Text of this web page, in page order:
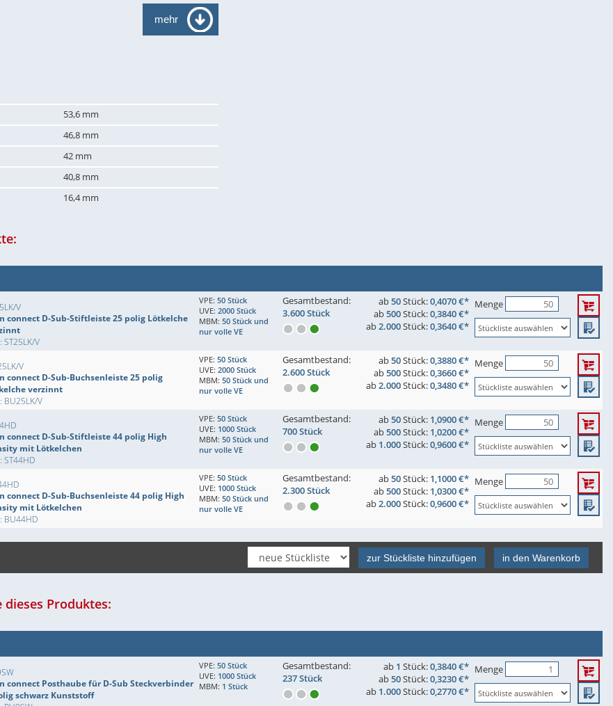
mehr
53,6 mm
46,8 mm
42 mm
40,8 mm
16,4 mm
V
connect D-Sub-Stiftleiste 25 polig Lötkelche
ST25LK/V
VPE: 50 Stück
UVE: 2000 Stück
MBM: 50 Stück und
nur volle VE
Gesamtbestand:
3.600 Stück
ab50Stück:0,4070 €*
ab500Stück:0,3840 €*
ab2.000Stück:0,3640 €*
Menge
V
connect D-Sub-Buchsenleiste 25 polig
verzinnt
BU25LK/V
VPE: 50 Stück
UVE: 2000 Stück
MBM: 50 Stück und
nur volle VE
Gesamtbestand:
2.600 Stück
ab50Stück:0,3880 €*
ab500Stück:0,3660 €*
ab2.000Stück:0,3480 €*
Menge
connect D-Sub-Stiftleiste 44 polig High
mit Lötkelchen
ST44HD
VPE: 50 Stück
UVE: 1000 Stück
MBM: 50 Stück und
nur volle VE
Gesamtbestand:
700 Stück
ab50Stück: 1,0900 €*
ab500Stück: 1,0200 €*
ab 1.000Stück:0,9600 €*
Menge
connect D-Sub-Buchsenleiste 44 polig High
mit Lötkelchen
BU44HD
VPE: 50 Stück
UVE: 1000 Stück
MBM: 50 Stück und
nur volle VE
Gesamtbestand:
2.300 Stück
ab50Stück: 1,1000 €*
ab500Stück: 1,0300 €*
ab2.000Stück:0,9600 €*
Menge
zur Stückliste hinzufügen in den Warenkorb
Produktes:
connect Posthaube für D-Sub Steckverbinder
schwarz Kunststoff
VPE: 50 Stück
UVE: 1000 Stück
MBM: 1 Stück
Gesamtbestand:
237 Stück
ab 1 Stück:0,3840 €*
ab50Stück:0,3230 €*
ab 1.000Stück:0,2770 €*
Menge